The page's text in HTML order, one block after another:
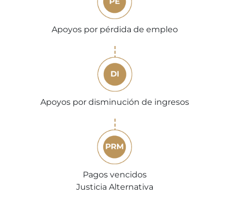
Apoyos por pérdida de empleo
Apoyos por disminución de ingresos
Pagos vencidos
Justicia Alternativa